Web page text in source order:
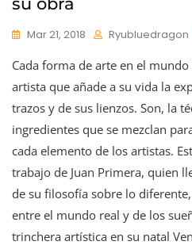
Mar 21, 2018 Ryubluedragon
Cada forma de arte en el
artista que añade a su vida la
trazos y de sus lienzos. Son, la
ingredientes que se mezclan
cada elemento de los artistas.
trabajo de Juan Primera, quien
de su filosofía sobre lo
entre el mundo real y de los
trinchera artística en su natal